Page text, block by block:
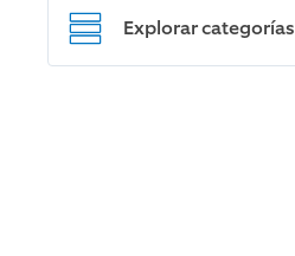
Explorar categorías